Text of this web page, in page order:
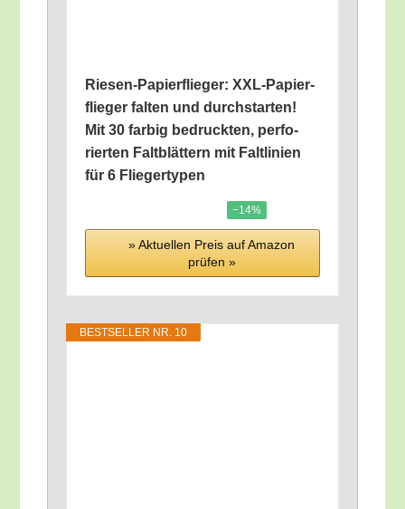
Rie­sen-Papier­flie­ger: XXL-Papier­
flie­ger fal­ten und durch­star­ten!
Mit 30 far­big bedruck­ten, per­fo­
rier­ten Falt­blät­tern mit Falt­li­ni­en
für 6 Fliegertypen
−14%
» Aktu­el­len Preis auf Ama­zon
prü­fen »
BEST­SEL­LER NR. 10